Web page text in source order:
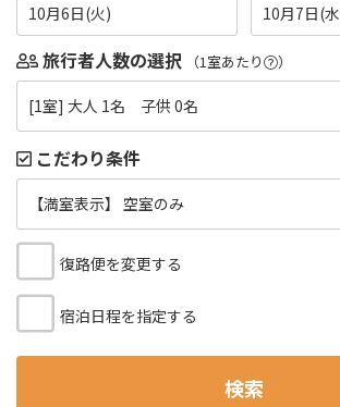
10月6日(火) 10月7日(
旅行者人数の選択 （1室あたり ）
[1室] 大人 1名 子供 0名
こだわり条件
【満室表示】 空室のみ
復路便を変更する
宿泊日程を指定する
検索